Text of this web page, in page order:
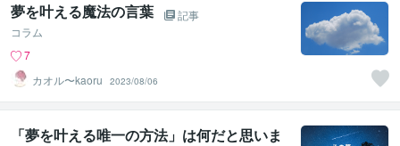
夢を叶える魔法の言葉
記事
コラム
7
カオル〜kaoru
2023/08/06
「夢を叶える唯一の方法」は何だと思いま